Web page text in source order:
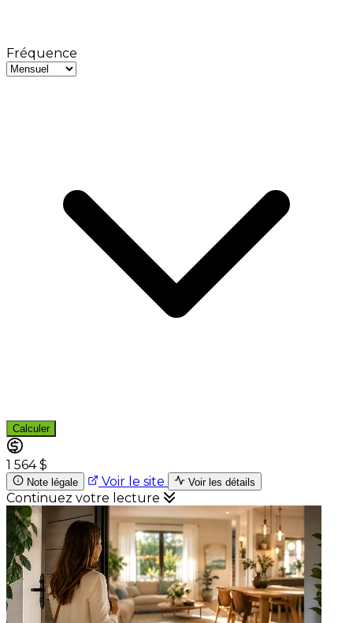
Fréquence
Calculer
1 564 $
Note légale Voir le site Voir les détails
Continuez votre lecture